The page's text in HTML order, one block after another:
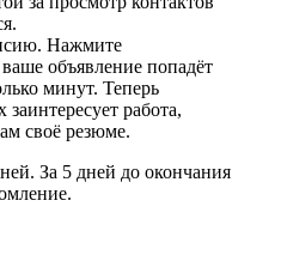
Нажмите
объявление попадёт
минут. Теперь
работа,
своё резюме.
За 5 дней до окончания